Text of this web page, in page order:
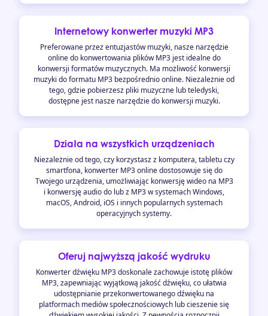
Internetowy konwerter muzyki MP3
Preferowane przez entuzjastów muzyki, nasze narzędzie
online do konwertowania plików MP3 jest idealne do
konwersji formatów muzycznych. Ma możliwość konwersji
muzyki do formatu MP3 bezpośrednio online. Niezależnie od
tego, gdzie pobierzesz pliki muzyczne lub teledyski,
dostępne jest nasze narzędzie do konwersji muzyki.
Działa na wszystkich urządzeniach
Niezależnie od tego, czy korzystasz z komputera, tabletu czy
smartfona, konwerter MP3 online dostosowuje się do
Twojego urządzenia, umożliwiając konwersję wideo na MP3
i konwersję audio do lub z MP3 w systemach Windows,
macOS, Android, iOS i innych popularnych systemach
operacyjnych systemy.
Oferuj najwyższą jakość wydruku
Konwerter dźwięku MP3 doskonale zachowuje istotę plików
MP3, zapewniając wyjątkową jakość dźwięku, co ułatwia
udostępnianie przekonwertowanego dźwięku na
platformach mediów społecznościowych lub cieszenie się